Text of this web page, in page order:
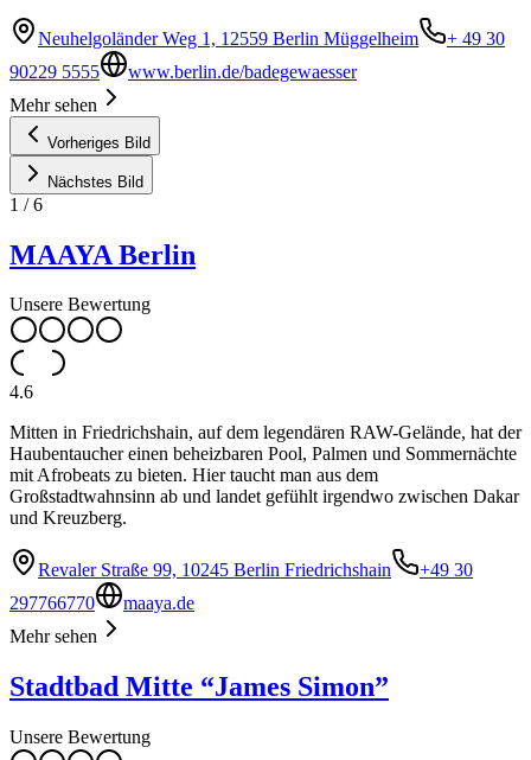
Neuhelgoländer Weg 1, 12559 Berlin Müggelheim
+ 49 30
90229 5555
www.berlin.de/badegewaesser
Mehr sehen
Vorheriges Bild
Nächstes Bild
1 /6
MAAYA Berlin
Unsere Bewertung
4.6
Mitten in Friedrichshain, auf dem legendären RAW-Gelände, hat der
Haubentaucher einen beheizbaren Pool, Palmen und Sommernächte
mit Afrobeats zu bieten. Hier taucht man aus dem
Großstadtwahnsinn ab und landet gefühlt irgendwo zwischen Dakar
und Kreuzberg.
Revaler Straße 99, 10245 Berlin Friedrichshain
+49 30
297766770
maaya.de
Mehr sehen
Stadtbad Mitte “James Simon”
Unsere Bewertung